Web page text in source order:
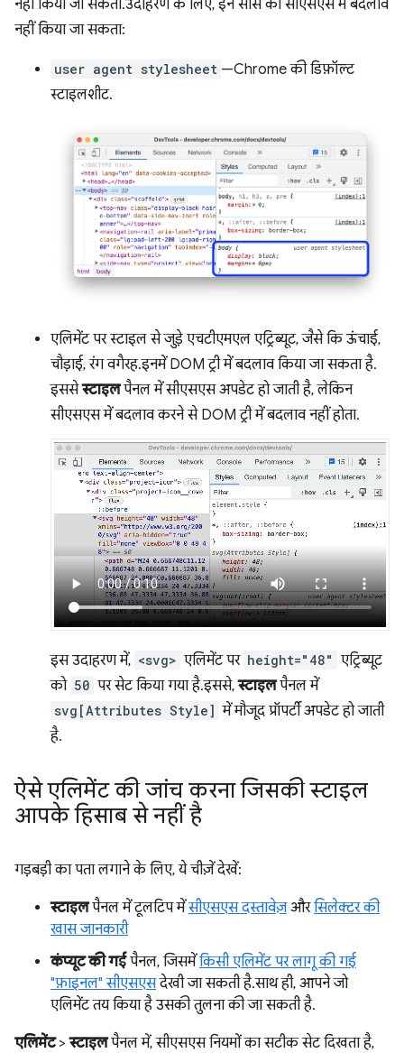
नहीं किया जा सकता. उदाहरण के लिए, इन सोर्स की सीएसएस में बदलाव
नहीं किया जा सकता:
user agent stylesheet —Chrome की डिफ़ॉल्ट
स्टाइलशीट.
एलिमेंट पर स्टाइल से जुड़े एचटीएमएल एट्रिब्यूट, जैसे कि ऊंचाई,
चौड़ाई, रंग वगैरह. इनमें DOM ट्री में बदलाव किया जा सकता है.
इससेस्टाइलपैनल में सीएसएस अपडेट हो जाती है, लेकिन
सीएसएस में बदलाव करने से DOM ट्री में बदलाव नहीं होता.
इस उदाहरण में, <svg> एलिमेंट पर height="48" एट्रिब्यूट
को 50 पर सेट किया गया है. इससे,स्टाइलपैनल में
svg[Attributes Style] में मौजूद प्रॉपर्टी अपडेट हो जाती
है.
ऐसे एलिमेंट की जांच करना जिसकी स्टाइल
आपके हिसाब से नहीं है
गड़बड़ी का पता लगाने के लिए, ये चीज़ें देखें:
स्टाइलपैनल में टूलटिप मेंसीएसएस दस्तावेज़औरसिलेक्टर की
खास जानकारी
कंप्यूट की गईपैनल, जिसमेंकिसी एलिमेंट पर लागू की गई
"फ़ाइनल" सीएसएसदेखी जा सकती है. साथ ही, आपने जो
एलिमेंट तय किया है उसकी तुलना की जा सकती है.
एलिमेंट>स्टाइलपैनल में, सीएसएस नियमों का सटीक सेट दिखता है,